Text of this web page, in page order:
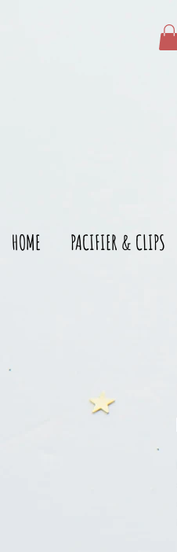
HOME PACIFIER & CLIPS